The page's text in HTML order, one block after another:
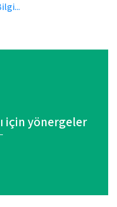
için yönergeler